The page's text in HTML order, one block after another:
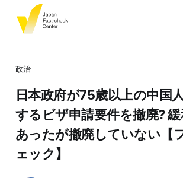
政治
日本政府が75歳以上の中国
するビザ申請要件を撤廃?
あったが撤廃していない【
ェック】